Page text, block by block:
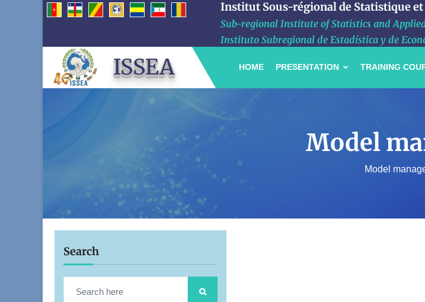
Institut Sous-régional de Statistique
Sub-regional Institute of Statistics and
Instituto Subregional de Estadística y de
ISSEA HOME PRESENTATION TRAINING
Model
Model
Search